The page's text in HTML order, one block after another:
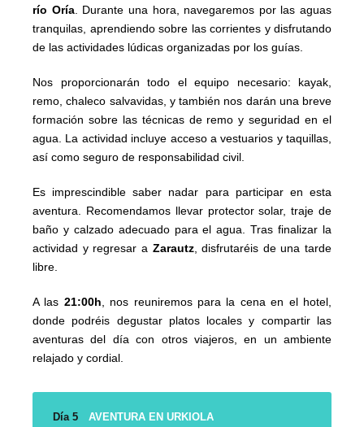
río Oría. Durante una hora, navegaremos por las aguas
tranquilas, aprendiendo sobre las corrientes y disfrutando
de las actividades lúdicas organizadas por los guías.
Nos proporcionarán todo el equipo necesario: kayak,
remo, chaleco salvavidas, y también nos darán una breve
formación sobre las técnicas de remo y seguridad en el
agua. La actividad incluye acceso a vestuarios y taquillas,
así como seguro de responsabilidad civil.
Es imprescindible saber nadar para participar en esta
aventura. Recomendamos llevar protector solar, traje de
baño y calzado adecuado para el agua. Tras finalizar la
actividad y regresar a Zarautz, disfrutaréis de una tarde
libre.
A las 21:00h , nos reuniremos para la cena en el hotel,
donde podréis degustar platos locales y compartir las
aventuras del día con otros viajeros, en un ambiente
relajado y cordial.
Día 5 AVENTURA EN URKIOLA